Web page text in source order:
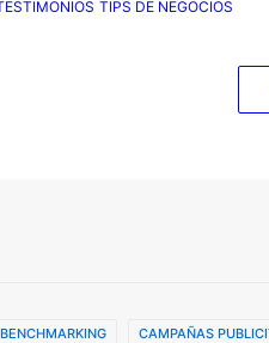
TIPS DE NEGOCIOS
BENCHMARKING CAMPAÑAS